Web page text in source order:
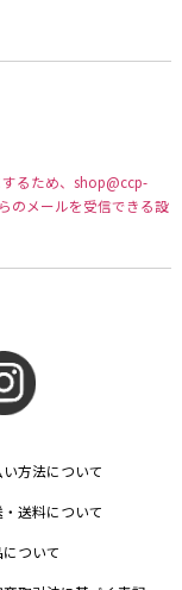
るため、shop@ccp-
のメールを受信できる設
方法について
送料について
ついて